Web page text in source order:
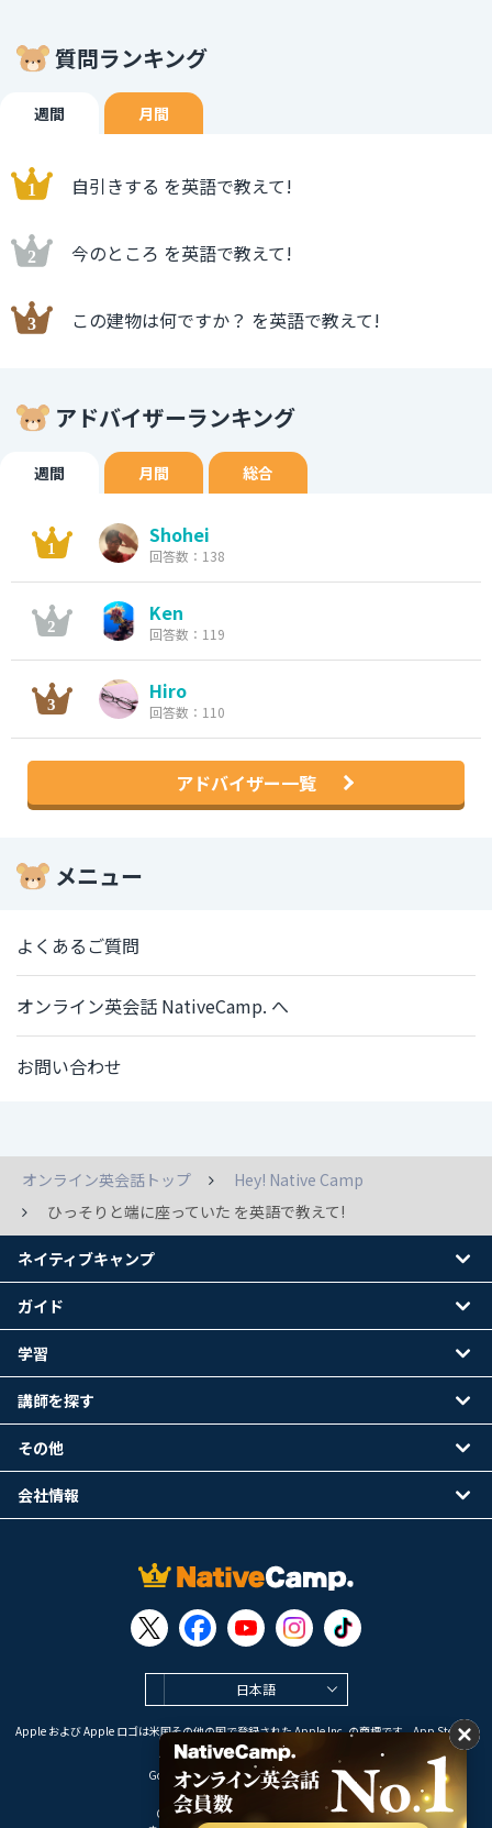
質問ランキング
週間 月間
自引きする を英語で教えて!
今のところ を英語で教えて!
この建物は何ですか？ を英語で教えて!
アドバイザーランキング
週間 月間 総合
Shohei
回答数：138
Ken
回答数：119
Hiro
回答数：110
アドバイザー一覧
メニュー
よくあるご質問
オンライン英会話 NativeCamp. へ
お問い合わせ
オンライン英会話トップ
Hey! Native Camp
ひっそりと端に座っていた を英語で教えて!
日本語
Apple および Apple ロゴは米国その他の国で登録された Apple Inc. の商標です。App Store は
Apple Inc. のサービスマークです。
Google Play は Google LLC の商標です。
Copyright © 2026 オンライン英会話
ネイティブキャンプ
ガイド
学習
講師を探す
その他
会社情報